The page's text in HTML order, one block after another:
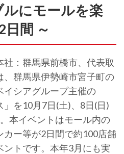
ルにモールを楽
日間 ～
：群馬県前橋市、代表取
群馬県伊勢崎市宮子町の
イシアグループ主催の
」を10月7日(土)、8日(日)
本イベントはモール内の
ー等が2日間で約100店舗
ントです。本年3月にも実